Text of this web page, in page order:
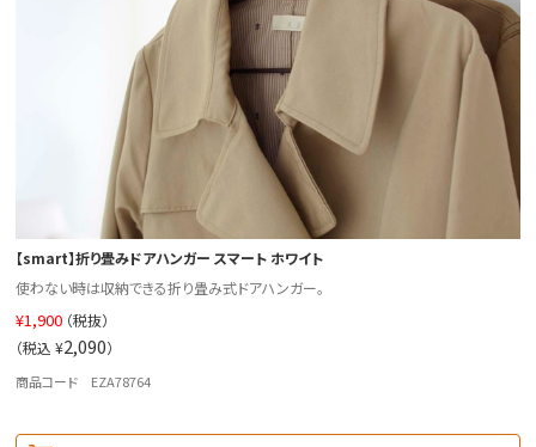
【smart】折り畳みドアハンガー スマート ホワイト
使わない時は収納できる折り畳み式ドアハンガー。
¥1,900 （税抜）
（税込 ¥2,090）
商品コード EZA78764